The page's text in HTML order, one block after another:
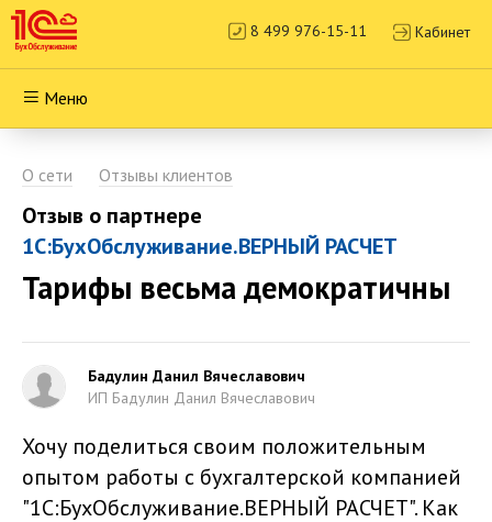
8 499 976-15-11 Кабинет
Меню
О сети Отзывы клиентов
Отзыв о партнере
1С:БухОбслуживание.ВЕРНЫЙ РАСЧЕТ
Тарифы весьма демократичны
Бадулин Данил Вячеславович
ИП Бадулин Данил Вячеславович
Хочу поделиться своим положительным
опытом работы с бухгалтерской компанией
"1С:БухОбслуживание.ВЕРНЫЙ РАСЧЕТ". Как